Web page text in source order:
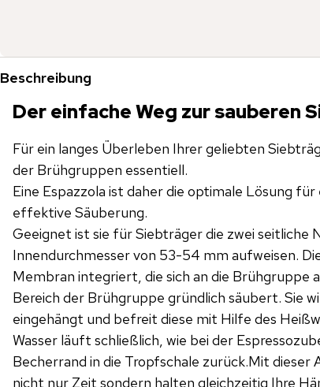
Beschreibung
Der einfache Weg zur sauberen
Für ein langes Überleben Ihrer geliebten
der Brühgruppen essentiell.
Eine Espazzola ist daher die optimale Lösung
effektive Säuberung.
Geeignet ist sie für Siebträger die zwei seitliche
Innendurchmesser von 53-54 mm aufweisen.
Membran integriert, die sich an die Brühgruppe
Bereich der Brühgruppe gründlich säubert. Sie
eingehängt und befreit diese mit Hilfe des
Wasser läuft schließlich, wie bei der
Becherrand in die Tropfschale zurück.Mit dieser
nicht nur Zeit sondern halten gleichzeitig Ihre